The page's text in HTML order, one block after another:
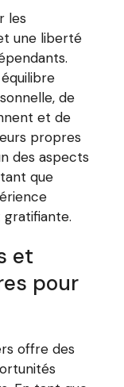
les
une liberté
de
et de
propres
des aspects
que
et
pour
offre des